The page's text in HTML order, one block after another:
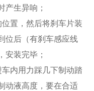
产生异响；
置，然后将刹车片装
位后（有刹车感应线
安装完毕；
内用力踩几下制动踏
动液高度，要在合适